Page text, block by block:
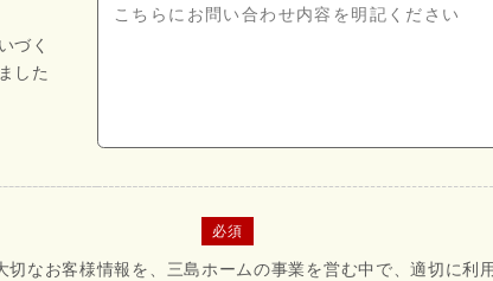
づく
した
必須
切なお客様情報を、三島ホームの事業を営む中で、適切に利